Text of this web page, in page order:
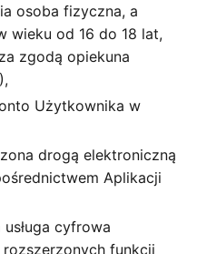
osoba fizyczna, a
wieku od 16 do 18 lat,
zgodą opiekuna
Użytkownika w
drogą elektroniczną
Aplikacji
cyfrowa
funkcji